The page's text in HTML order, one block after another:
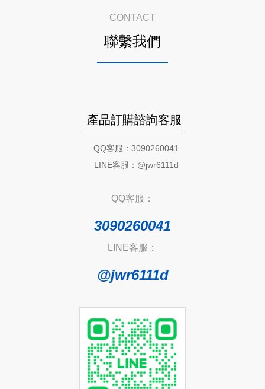
CONTACT
聯繫我們
產品訂購諮詢客服
QQ客服：3090260041
LINE客服：@jwr6111d
QQ客服：
3090260041
LINE客服：
@jwr6111d